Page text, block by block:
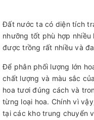
Đất nước ta có diện tích
nhưỡng tốt phù hợp
được trồng rất nhiều và
Để phân phối lượng lớn
chất lượng và màu sắc
hoa tươi đúng cách và
từng loại hoa. Chính vì
tại các kho trung chuyển